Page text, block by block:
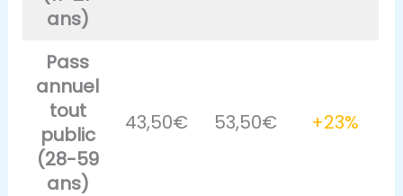
ans)
Pass
annuel
tout
public
(28-59
ans)
43,50€ 53,50€ +23%